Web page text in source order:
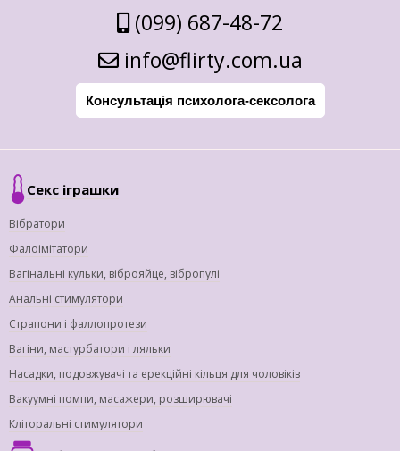
(099) 687-48-72
info@flirty.com.ua
Консультація психолога-сексолога
Секс іграшки
Вібратори
Фалоімітатори
Вагінальні кульки, віброяйце, вібропулі
Анальні стимулятори
Страпони і фаллопротези
Вагіни, мастурбатори і ляльки
Насадки, подовжувачі та ерекційні кільця для чоловіків
Вакуумні помпи, масажери, розширювачі
Кліторальні стимулятори